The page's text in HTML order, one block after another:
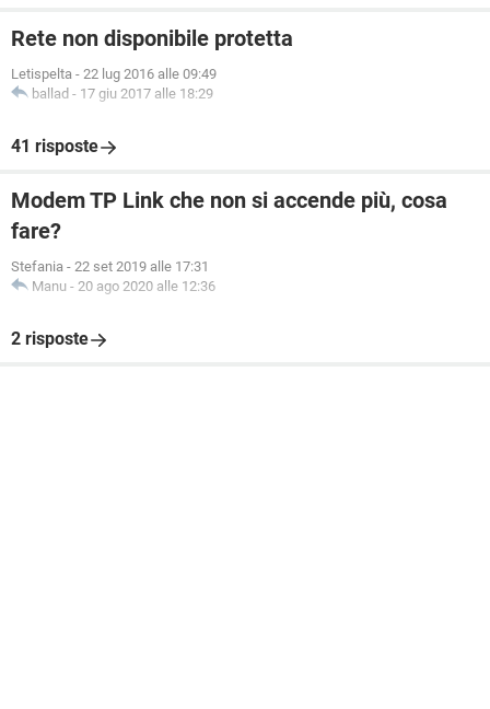
Rete non disponibile protetta
Letispelta - 22 lug 2016 alle 09:49
ballad - 17 giu 2017 alle 18:29
41 risposte
Modem TP Link che non si accende più, cosa
fare?
Stefania - 22 set 2019 alle 17:31
Manu - 20 ago 2020 alle 12:36
2 risposte